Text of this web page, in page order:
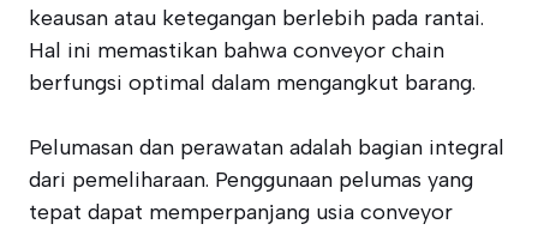
keausan atau ketegangan berlebih pada rantai.
Hal ini memastikan bahwa conveyor chain
berfungsi optimal dalam mengangkut barang.
Pelumasan dan perawatan adalah bagian integral
dari pemeliharaan. Penggunaan pelumas yang
tepat dapat memperpanjang usia conveyor